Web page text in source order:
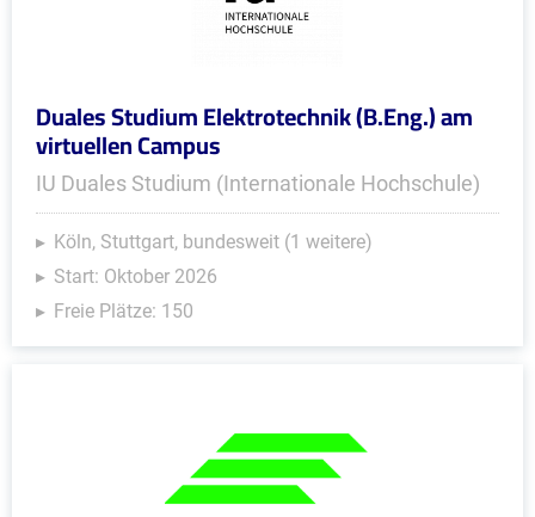
Duales Studium Elektrotechnik (B.Eng.) am
virtuellen Campus
IU Duales Studium (Internationale Hochschule)
Köln, Stuttgart, bundesweit (1 weitere)
Start: Oktober 2026
Freie Plätze: 150